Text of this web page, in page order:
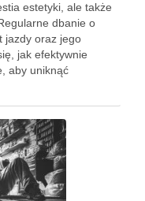
estetyki, ale także
dbanie o
jazdy oraz jego
jak efektywnie
aby uniknąć
wiele metod